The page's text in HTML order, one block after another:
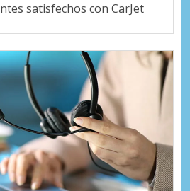
satisfechos con CarJet